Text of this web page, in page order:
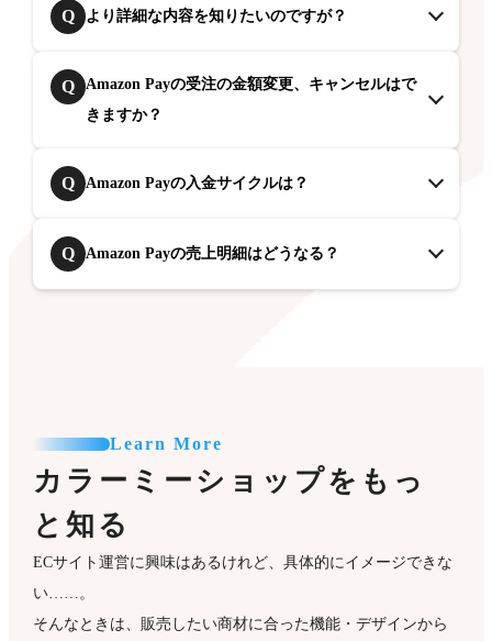
Q より詳細な内容を知りたいのですが？
Q
Amazon Payの受注の金額変更、キャンセルはで
きますか？
Q Amazon Payの入金サイクルは？
Q Amazon Payの売上明細はどうなる？
Learn More
カラーミーショップをもっ
と知る
ECサイト運営に興味はあるけれど、具体的にイメージできな
い……。
そんなときは、販売したい商材に合った機能・デザインから